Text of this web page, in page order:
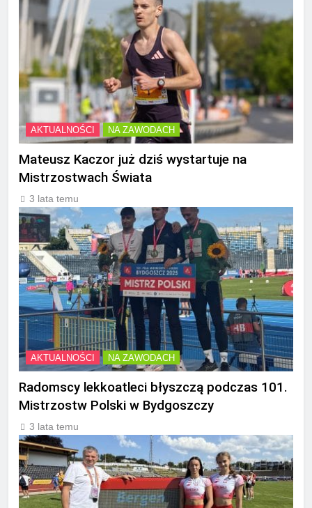
AKTUALNOŚCI NA ZAWODACH
Mateusz Kaczor już dziś wystartuje na
Mistrzostwach Świata
3 lata temu
AKTUALNOŚCI NA ZAWODACH
Radomscy lekkoatleci błyszczą podczas 101.
Mistrzostw Polski w Bydgoszczy
3 lata temu